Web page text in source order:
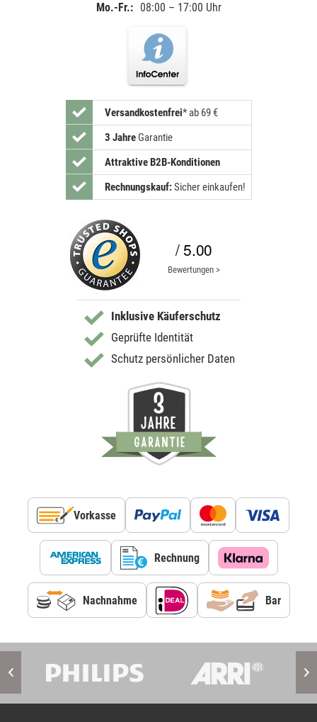
Mo.-Fr.: 08:00 – 17:00 Uhr
Versandkostenfrei* ab 69 €
3 JahreGarantie
Attraktive B2B-Konditionen
Rechnungskauf:Sicher einkaufen!
/ 5.00
Bewertungen >
Inklusive Käuferschutz
Geprüfte Identität
Schutz persönlicher Daten
Vorkasse
Rechnung
Nachnahme Bar